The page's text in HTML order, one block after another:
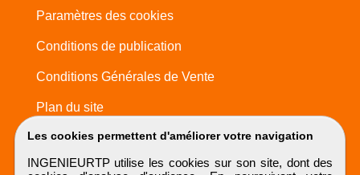
Les cookies permettent d'améliorer votre navigation
INGENIEURTP utilise les cookies sur son site, dont des
Paramètres des cookies
Conditions de publication
Conditions Générales de Vente
Plan du site